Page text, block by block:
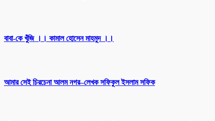
বাবা-কে খুঁজি ।। কামাল হোসেন মাহমুদ ।।
আমার সেই চিরচেনা আলম নগর–লেখক সফিকুল ইসলাম সফিক